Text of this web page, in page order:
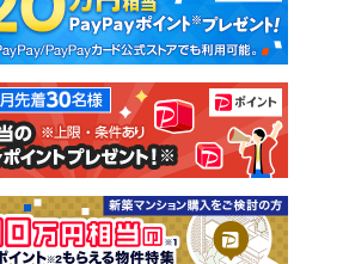
中古一戸建て
土地